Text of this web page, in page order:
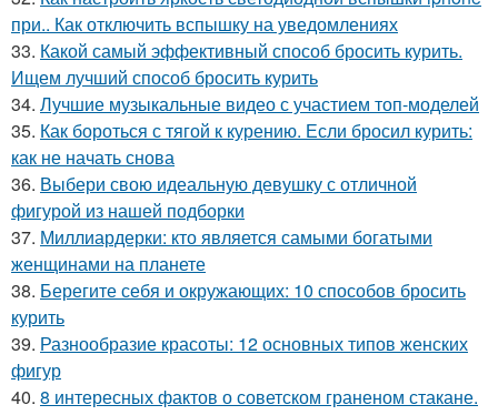
при.. Как отключить вспышку на уведомлениях
33. Какой самый эффективный способ бросить курить.
Ищем лучший способ бросить курить
34. Лучшие музыкальные видео с участием топ-моделей
35. Как бороться с тягой к курению. Если бросил курить:
как не начать снова
36. Выбери свою идеальную девушку с отличной
фигурой из нашей подборки
37. Миллиардерки: кто является самыми богатыми
женщинами на планете
38. Берегите себя и окружающих: 10 способов бросить
курить
39. Разнообразие красоты: 12 основных типов женских
фигур
40. 8 интересных фактов о советском граненом стакане.